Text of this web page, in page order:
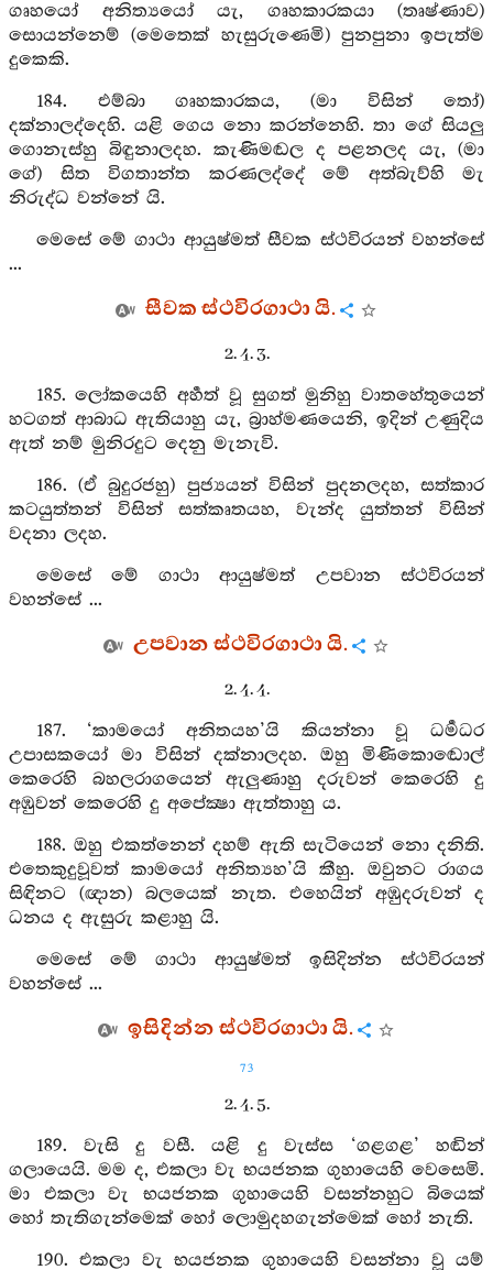
ගෘහයෝ අනිත්‍යයෝ යැ, ගෘහකාරකයා (තෘෂ්ණාව)
සොයන්නෙම් (මෙතෙක් හැසුරුණෙමි) පුනපුනා ඉපැත්ම
දුකෙකි.
184. එම්බා ගෘහකාරකය, (මා විසින් තෝ)
දක්නාලද්දෙහි. යළි ගෙය නො කරන්නෙහි. තා ගේ සියලු
ගොනැස්හු බිඳුනාලදහ. කැණිමඬල ද පළනලද යැ, (මා
ගේ) සිත විගතාන්ත කරණලද්දේ මේ අත්බැව්හි මැ
නිරුද්ධ වන්නේ යි.
මෙසේ මේ ගාථා ආයුෂ්මත් සීවක ස්ථවිරයන් වහන්සේ
...
සීවක ස්ථවිරගාථා යි.
2. 4. 3.
185. ලෝකයෙහි අර්‍හත් වූ සුගත් මුනිහු වාතහේතුයෙන්
හටගත් ආබාධ ඇතියාහු යැ, බ්‍රාහ්මණයෙනි, ඉදින් උණුදිය
ඇත් නම් මුනිරදුට දෙනු මැනැවි.
186. (ඒ බුදුරජහු) පුජ්‍යයන් විසින් පුදනලදහ, සත්කාර
කටයුත්තන් විසින් සත්කෘතයහ, වැන්ද යුත්තන් විසින්
වදනා ලදහ.
මෙසේ මේ ගාථා ආයුෂ්මත් උපවාන ස්ථවිරයන්
වහන්සේ ...
උපවාන ස්ථවිරගාථා යි.
2. 4. 4.
187. ‘කාමයෝ අනිතයහ’යි කියන්නා වූ ධර්‍මධර
උපාසකයෝ මා විසින් දක්නාලදහ. ඔහු මිණිකොඬොල්
කෙරෙහි බහලරාගයෙන් ඇලුණාහු දරුවන් කෙරෙහි දු
අඹුවන් කෙරෙහි දු අපේක්‍ෂා ඇත්තාහු ය.
188. ඔහු එකත්නෙන් දහම් ඇති සැටියෙන් නො දනිති.
එතෙකුදුවූවත් කාමයෝ අනිත්‍යහ’යි කීහු. ඔවුනට රාගය
සිඳිනට (ඥාන) බලයෙක් නැත. එහෙයින් අඹුදරුවන් ද
ධනය ද ඇසුරු කළාහු යි.
මෙසේ මේ ගාථා ආයුෂ්මත් ඉසිදින්න ස්ථවිරයන්
වහන්සේ ...
ඉසිදින්න ස්ථවිරගාථා යි.
73
2. 4. 5.
189. වැසි දු වසී. යළි දු වැස්ස ‘ගළගළ’ හඬින්
ගලායෙයි. මම ද, එකලා වැ භයජනක ගුහායෙහි වෙසෙමි.
මා එකලා වැ භයජනක ගුහායෙහි වසන්නහුට බියෙක්
හෝ තැතිගැන්මෙක් හෝ ලොමුදහගැන්මෙක් හෝ නැති.
190. එකලා වැ භයජනක ගුහායෙහි වසන්නා වූ යම්